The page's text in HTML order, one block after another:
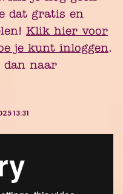
dat gratis en
Klik hier voor
je kunt inloggen.
dan naar
13:31